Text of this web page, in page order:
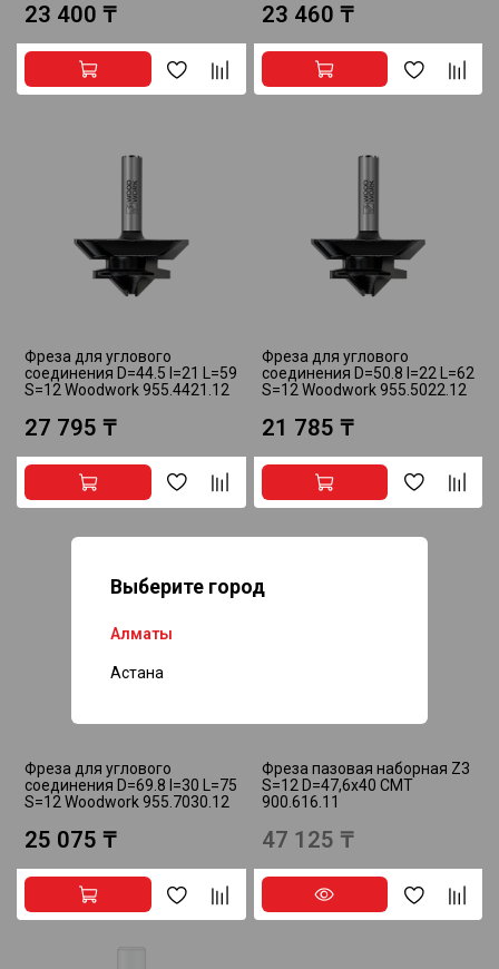
Выберите город
Алматы
Астана
23 400 ₸ 23 460 ₸
Фреза для углового
соединения D=44.5 I=21 L=59
S=12 Woodwork 955.4421.12
27 795 ₸
Фреза для углового
соединения D=50.8 I=22 L=62
S=12 Woodwork 955.5022.12
21 785 ₸
Фреза для углового
соединения D=69.8 I=30 L=75
S=12 Woodwork 955.7030.12
25 075 ₸
Фреза пазовая наборная Z3
S=12 D=47,6x40 CMT
900.616.11
47 125 ₸